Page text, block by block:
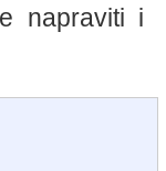
napraviti i